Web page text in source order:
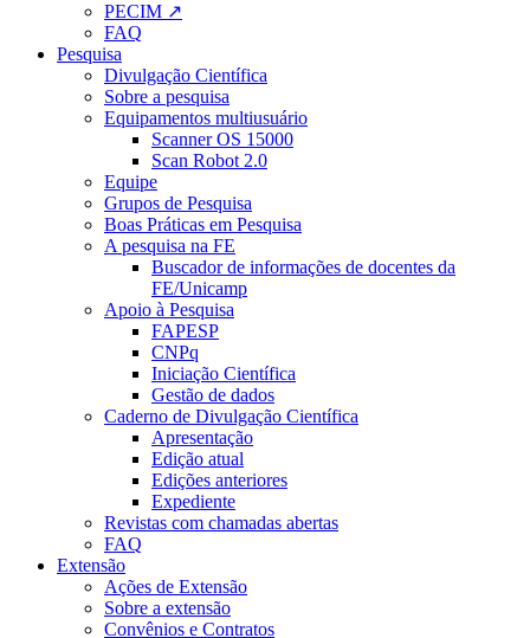
PECIM ↗
FAQ
Pesquisa
Divulgação Científica
Sobre a pesquisa
Equipamentos multiusuário
Scanner OS 15000
Scan Robot 2.0
Equipe
Grupos de Pesquisa
Boas Práticas em Pesquisa
A pesquisa na FE
Buscador de informações de docentes da
FE/Unicamp
Apoio à Pesquisa
FAPESP
CNPq
Iniciação Científica
Gestão de dados
Caderno de Divulgação Científica
Apresentação
Edição atual
Edições anteriores
Expediente
Revistas com chamadas abertas
FAQ
Extensão
Ações de Extensão
Sobre a extensão
Convênios e Contratos